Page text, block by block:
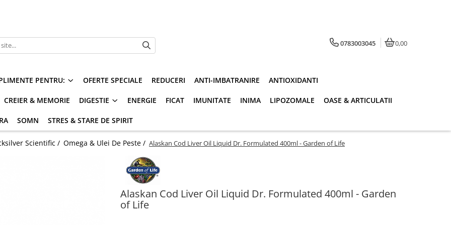
0783003045 0,00
PENTRU: OFERTE SPECIALE REDUCERI ANTI-IMBATRANIRE ANTIOXIDANTI
CREIER & MEMORIE DIGESTIE ENERGIE FICAT IMUNITATE INIMA LIPOZOMALE OASE & ARTICULATII
SOMN STRES & STARE DE SPIRIT
Scientific / Omega & Ulei De Peste / Alaskan Cod Liver Oil Liquid Dr. Formulated 400ml - Garden of Life
Alaskan Cod Liver Oil Liquid Dr. Formulated 400ml - Garden
of Life